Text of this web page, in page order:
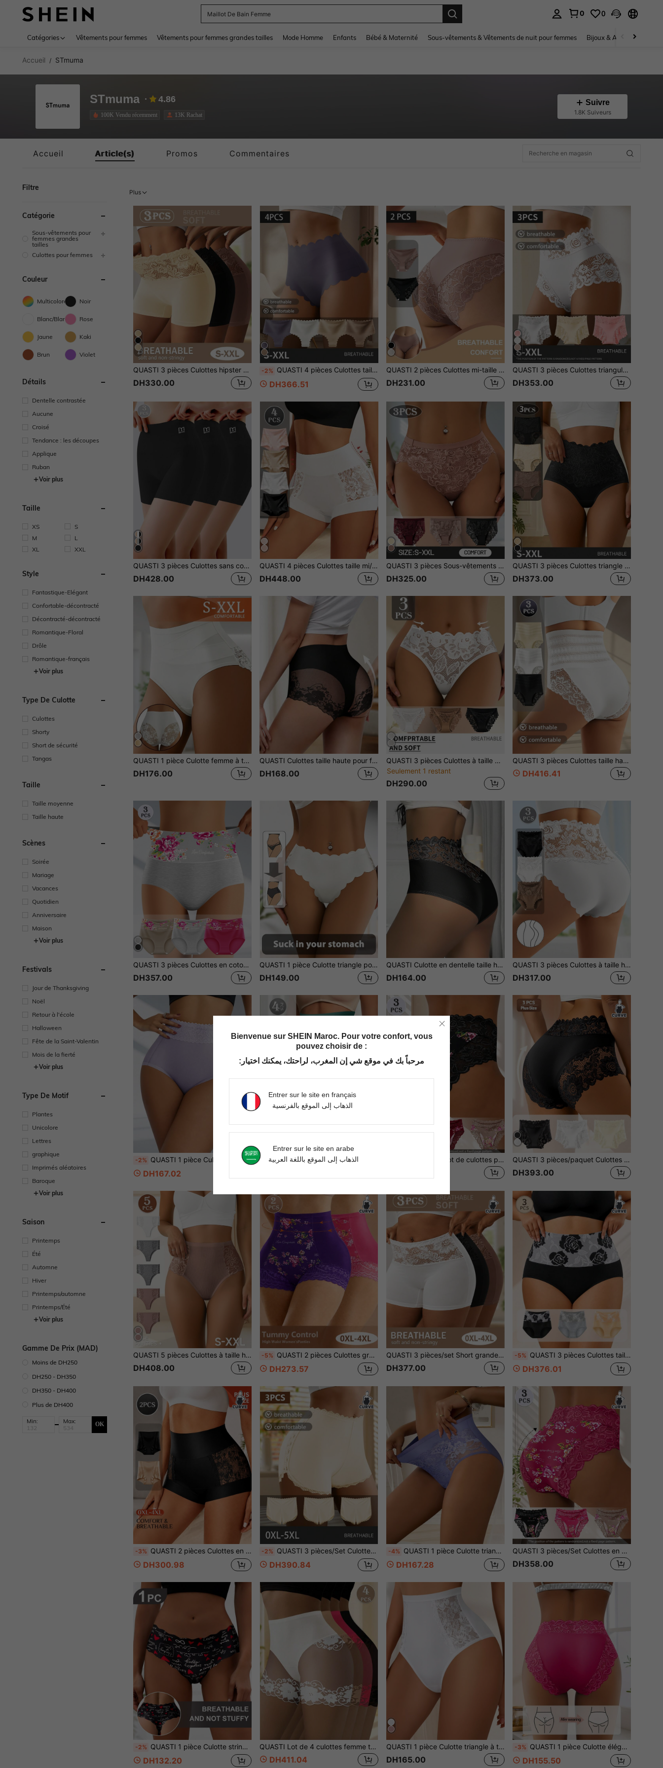
Sac
0 0
Catégories Vêtements pour femmes Vêtements pour femmes grandes tailles Mode Homme Enfants Bébé & Maternité Sous-vêtements & Vêtements de nuit pour femmes Bijoux & Accessoires pour
Accueil / STmuma
STmuma 4.86
100K Vendu récemment 13K Rachat
Suivre
1.8K Suiveurs
Accueil Article(s) Promos Commentaires
Filtre
Catégorie
Sous-vêtements pour
femmes grandes
tailles
Culottes pour femmes
Couleur
Multicolore Noir
Blanc/Blanche Rose
Jaune Kaki
Brun Violet
Détails
Dentelle contrastée
Aucune
Croisé
Tendance : les découpes
Applique
Ruban
Voir plus
Taille
XS
S
M
L
XL
XXL
Style
Fantastique-Elégant
Confortable-décontracté
Décontracté-décontracté
Romantique-Floral
Drôle
Romantique-français
Voir plus
Type De Culotte
Culottes
Shorty
Short de sécurité
Tangas
Taille
Taille moyenne
Taille haute
Scènes
Soirée
Mariage
Vacances
Quotidien
Anniversaire
Maison
Voir plus
Festivals
Jour de Thanksgiving
Noël
Retour à l'école
Halloween
Fête de la Saint-Valentin
Mois de la fierté
Voir plus
Type De Motif
Plantes
Unicolore
Lettres
graphique
Imprimés aléatoires
Baroque
Voir plus
Saison
Printemps
Été
Automne
Hiver
Printemps/automne
Printemps/Été
Voir plus
Gamme De Prix (MAD)
Moins de DH250
DH250 - DH350
DH350 - DH400
Plus de DH400
Min: Max: OK
Plus
4
QUASTI 3 pièces Culottes hipster à imprimé dentelle pour femmes, confortables et agréables à la peau, épousant les courbes, anti-frottements, excellent choix de cadeau
DH330.00
-2% QUASTI 4 pièces Culottes taille moyenne pour femmes, avec bordure ondulée et design croisé, ajustement confortable, doux et agréable pour la peau, disponible en tailles S-XXL
DH366.51
QUASTI 2 pièces Culottes mi-taille en dentelle pour femmes, design patchwork en grande dentelle florale, tissu léger doux et respirant, sous-vêtements en dentelle sexy essentiels pour un port quotidien
DH231.00
5
QUASTI 3 pièces Culottes triangulaires sexy imprimées de dentelle pour femmes, confortables et respirantes, un choix de cadeau idéal
DH353.00
QUASTI 3 pièces Culottes sans couture à taille haute unies - Ultra confortables, respirantes, extensibles, contrôle du ventre - Simples, tissu tricoté, matériau polyamide
DH428.00
QUASTI 4 pièces Culottes taille mi/haute pour femmes, avec un design de patchwork en dentelle sur les côtés, un motif de dentelle florale aléatoire, élégant et romantique, couvrance complète pour soulever les fesses, tissu doux et respirant, convient pour le cyclisme ou les sports en extérieur
DH448.00
QUASTI 3 pièces Sous-vêtements confortables et respirants avec imprimé en dentelle pour femmes, un choix de cadeau idéal
DH325.00
QUASTI 3 pièces Culottes triangle pour femmes - Design sexy avec bordure en dentelle, tissu confortable, doux pour la peau & respirant - Choix de cadeau parfait
DH373.00
QUASTI 1 pièce Culotte femme à taille haute, en dentelle florale avec patchwork, croisée, douce, extensible, respirante et absorbante, tailles S-XXL
DH176.00
QUASTI Culottes taille haute pour femmes, sous-vêtements respirants avec bordure en dentelle, coupe sans couture élastique et confortable, effet galbant et rehaussant pour les fesses, convient pour le travail, les déplacements, la maison, les voyages et autres utilisations quotidiennes
DH168.00
QUASTI 3 pièces Culottes à taille mi-haute avec imprimé dentelle pour femmes, confort, respirant, tailles S-XXL, choix de cadeau idéal
Seulement 1 restant
DH290.00
QUASTI 3 pièces Culottes taille haute en dentelle pour femmes, contrôle du ventre et levage des fesses, doux et confortable, tailles S-XXL
DH416.41
QUASTI 3 pièces Culottes en coton à taille haute pour femmes, contrôle et soulèvement du ventre, imprimé floral romantique, confortable et respirant, excellent choix de cadeau
DH357.00
QUASTI 1 pièce Culotte triangle pour femme, bordure en dentelle ondulée, blanc, contrôle du ventre, confortable & respirant, cadeau de vacances idéal
DH149.00
QUASTI Culotte en dentelle taille haute pour femmes, sous-vêtements doux, respirants et extensibles avec couverture complète et lissage du ventre pour le port quotidien, le travail, les voyages & la détente
DH164.00
QUASTI 3 pièces Culottes à taille haute avec garniture en dentelle pour femmes, design patchwork en dentelle élégant, tissu semi-transparent et respirant, ouvertures de jambes ondulées, taille élastique, matériau doux et extensible pour un port confortable
DH317.00
-2% QUASTI 1 pièce Culotte triangle taille haute pour femmes, forte compression de la taille et contrôle du ventre, moulante, façonnant une courbe en S parfaite, lisse, confortable et respirante, tissu élastique doux pour la peau, convient pour le sport et les tenues décontractées
DH167.02
QUASTI 3 pièces Lot de culottes pour femmes : Imprimé floral romantique, Bordure en dentelle sexy, Tissu confortable, Peau-friendly et respirant. Un choix de cadeau parfait. QUASTI 3 pièces/paquet Culottes triangulaires en dentelle imprimées, respirantes et confortables pour femmes grandes tailles. Choix de cadeau idéal pour les fêtes
DH393.00
QUASTI 5 pièces Culottes à taille haute pour femmes avec imprimé en dentelle, en maille respirante et élastique douce. Confortables et agréables à la peau, un choix de cadeau idéal
DH408.00
-5% QUASTI 2 pièces Culottes grande taille à taille haute avec contrôle du ventre pour femmes, imprimé floral avec bordure en dentelle, sous-vêtements de contrôle du ventre, respirants et confortables
DH273.57
QUASTI 3 pièces/set Short grande taille pour femmes avec imprimé en dentelle, confortable et respirant épousant les courbes, cadeau idéal
DH377.00
-5% QUASTI 3 pièces Culottes taille haute gainantes grande taille, sous-vêtements à motif floral doux et respirants avec couverture complète, convient pour le travail, les voyages et le port quotidien
DH376.01
-3% QUASTI 2 pièces Culottes en dentelle taille haute pour femmes grande taille, sous-vêtements respirants avec contrôle du ventre et couverture complète, convient pour le travail, les voyages et le port quotidien
DH300.98
-2% QUASTI 3 pièces/Set Culottes hanche haute en dentelle grande taille pour femmes, short de doux, confortable et respirant avec couverture complète, convient pour le port quotidien, le travail, les voyages, le sommeil et les loisirs, taille 0XL-5XL
DH390.84
-4% QUASTI 1 pièce Culotte triangle taille haute pour femmes, patchwork de dentelle, confortable & respirant, tissu doux pour la peau, couverture complète, convient pour de multiples occasions
DH167.28
QUASTI 3 pièces/Set Culottes en dentelle florale pour femmes, sous-vêtements doux élastiques et respirants, lingerie confortable à taille moyenne, convient pour le port quotidien, le travail, les voyages
DH358.00
-2% QUASTI 1 pièce Culotte string taille mi-haute pour femmes, bord ondulé imprimé, sexy & élégant, respirant & non étouffant, doux & confortable, convient pour de multiples occasions
DH132.20
QUASTI Lot de 4 culottes femme taille haute en dentelle patchwork, culottes triangle à couverture complète, douces, élastiques et respirantes, sous-vêtements confortables en maille florale, adaptées au port quotidien
DH411.04
QUASTI 1 pièce Culotte triangle à taille haute super avec bordure en dentelle florale pour femmes, taille élastique large, tissu confortable et respirant, design élégant
DH165.00
-3% QUASTI 1 pièce Culotte élégante en dentelle et patchwork, confortable et respirante, convenant pour les vacances romantiques
DH155.50
Bienvenue sur SHEIN Maroc. Pour votre confort, vous
pouvez choisir de :
مرحباً بك في موقع شي إن المغرب، لراحتك، يمكنك اختيار:
Entrer sur le site en français
الذهاب إلى الموقع بالفرنسية
Entrer sur le site en arabe
الذهاب إلى الموقع باللغة العربية